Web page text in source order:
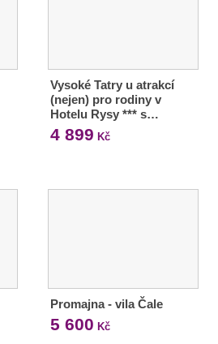
Vysoké Tatry u atrakcí
(nejen) pro rodiny v
Hotelu Rysy *** s…
4 899 Kč
Promajna - vila Čale
5 600 Kč